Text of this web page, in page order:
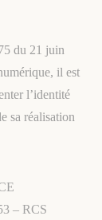
du 21 juin
il est
l’identité
sa réalisation
– RCS